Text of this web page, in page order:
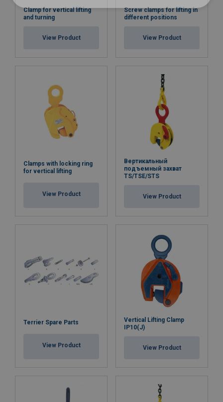
Temperature range:
Standard:
Clamp for vertical lifting
and turning
View Product
Screw clamps for lifting in
different positions
View Product
Clamps with locking ring
for vertical lifting
View Product
Вертикальный
подъемный захват
TS/TSE/STS
View Product
Terrier Spare Parts
View Product
Vertical Lifting Clamp
IP10(J)
View Product